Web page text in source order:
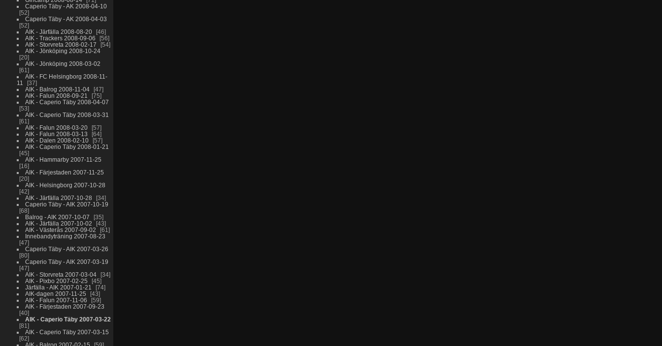
Caperio Täby - AK 2008-04-10
52
Caperio Täby - AK 2008-04-03
52
AIK - Järfälla 2008-08-20
46
AIK - Trackers 2008-09-06
56
AIK - Storvreta 2008-02-17
54
AIK - Jönköping 2008-10-24
20
AIK - Jönköping 2008-03-02
61
AIK - FC Helsingborg 2008-11-
11
37
AIK - Balrog 2008-11-04
47
AIK - Falun 2008-09-21
75
AIK - Caperio Täby 2008-04-07
53
AIK - Caperio Täby 2008-03-31
61
AIK - Falun 2008-03-20
57
AIK - Falun 2008-03-13
64
AIK - Dalen 2008-02-10
57
AIK - Caperio Täby 2008-01-21
45
AIK - Hammarby 2007-11-25
16
AIK - Färjestaden 2007-11-25
20
AIK - Helsingborg 2007-10-28
42
AIK - Järfälla 2007-10-28
34
Caperio Täby - AIK 2007-10-19
68
Balrog - AIK 2007-10-07
35
AIK - Järfälla 2007-10-02
43
AIK - Västerås 2007-09-02
61
Innebandyträning 2007-08-23
47
Caperio Täby - AIK 2007-03-26
80
Caperio Täby - AIK 2007-03-19
47
AIK - Storvreta 2007-03-04
34
AIK - Pixbo 2007-02-25
45
Järfälla - AIK 2007-01-21
74
AIK-dagen 2007-11-25
43
AIK - Falun 2007-11-06
59
AIK - Färjestaden 2007-09-23
40
AIK - Caperio Täby 2007-03-22
81
AIK - Caperio Täby 2007-03-15
62